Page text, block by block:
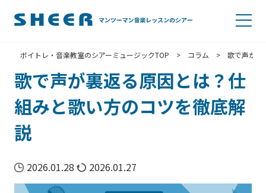
ボイトレ・音楽教室のシアーミュージックTOP > コラム > 歌で声が裏
歌で声が裏返る原因とは？仕
組みと歌い方のコツを徹底解
説
2026.01.28 2026.01.27